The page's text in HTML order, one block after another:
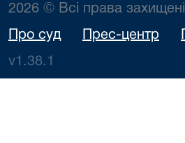
2026 © Всі права захищені
Про суд Прес-центр
v1.38.1